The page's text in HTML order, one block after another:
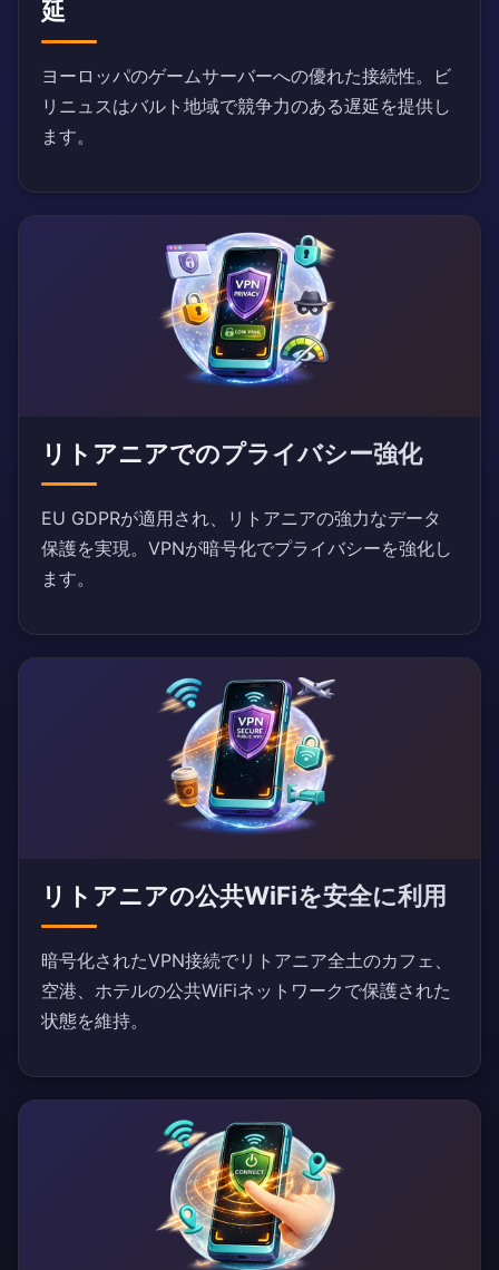
延
ヨーロッパのゲームサーバーへの優れた接続性。ビ
リニュスはバルト地域で競争力のある遅延を提供し
ます。
リトアニアでのプライバシー強化
EU GDPRが適用され、リトアニアの強力なデータ
保護を実現。VPNが暗号化でプライバシーを強化し
ます。
リトアニアの公共WiFiを安全に利用
暗号化されたVPN接続でリトアニア全土のカフェ、
空港、ホテルの公共WiFiネットワークで保護された
状態を維持。